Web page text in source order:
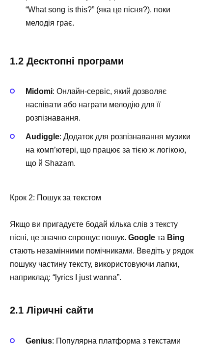
“What song is this?” (яка це пісня?), поки
мелодія грає.
1.2 Десктопні програми
Midomi: Онлайн-сервіс, який дозволяє
наспівати або награти мелодію для її
розпізнавання.
Audiggle: Додаток для розпізнавання музики
на комп’ютері, що працює за тією ж логікою,
що й Shazam.
Крок 2: Пошук за текстом
Якщо ви пригадуєте бодай кілька слів з тексту
пісні, це значно спрощує пошук. Google та Bing
стають незамінними помічниками. Введіть у рядок
пошуку частину тексту, використовуючи лапки,
наприклад: “lyrics I just wanna”.
2.1 Ліричні сайти
Genius: Популярна платформа з текстами